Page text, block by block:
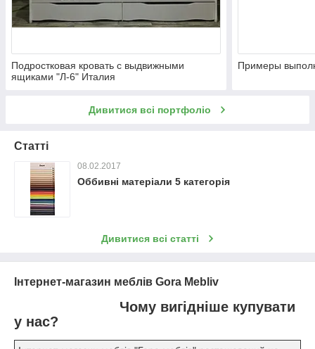
Подростковая кровать с выдвижными
ящиками "Л-6" Италия
Примеры
Дивитися всі портфоліо
Статті
08.02.2017
Оббивні матеріали 5 категорія
Дивитися всі статті
Інтернет-магазин меблів Gora Mebliv
Чому вигідніше купувати
у нас?